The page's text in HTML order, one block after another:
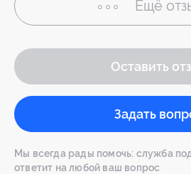
Ещё
Оставить
Задать
Мы всегда рады помочь: служба
ответит на любой ваш вопрос